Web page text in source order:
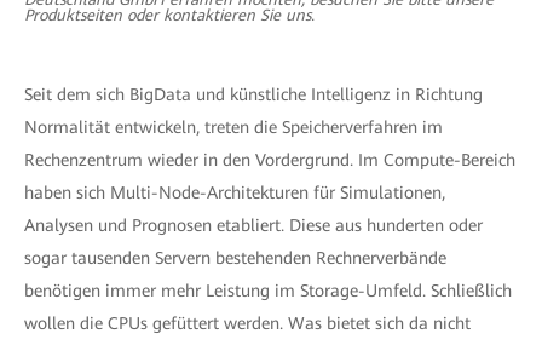
Produktseiten oder kontaktieren Sie uns.
Seit dem sich BigData und künstliche Intelligenz in Richtung
Normalität entwickeln, treten die Speicherverfahren im
Rechenzentrum wieder in den Vordergrund. Im Compute-Bereich
haben sich Multi-Node-Architekturen für Simulationen,
Analysen und Prognosen etabliert. Diese aus hunderten oder
sogar tausenden Servern bestehenden Rechnerverbände
benötigen immer mehr Leistung im Storage-Umfeld. Schließlich
wollen die CPUs gefüttert werden. Was bietet sich da nicht